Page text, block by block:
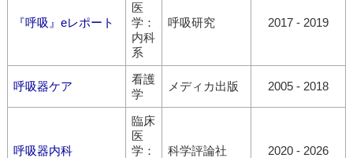
『呼吸』eレポート
医
学：
内科
系
呼吸研究 2017 - 2019
呼吸器ケア
看護
学
メディカ出版 2005 - 2018
呼吸器内科
臨床
医
学：
科学評論社 2020 - 2026